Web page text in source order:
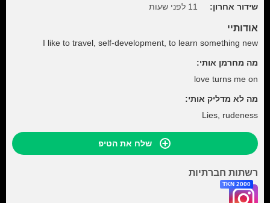
שידור אחרון: 11 לפני שעות
אודותיי
I like to travel, self-development, to learn something new
מה מחרמן אותי:
love turns me on
מה לא מדליק אותי:
Lies, rudeness
שלח את הטיפ
רשתות חברתיות
2000 TKN